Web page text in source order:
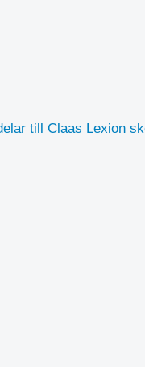
till Claas Lexion